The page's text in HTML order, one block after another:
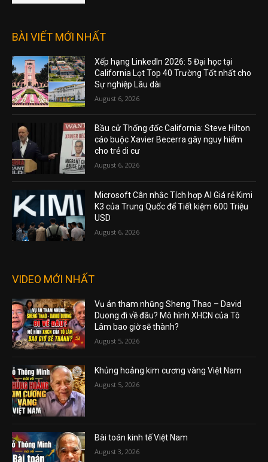
BÀI VIẾT MỚI NHẤT
Xếp hạng LinkedIn 2026: 5 Đại học tại
California Lọt Top 40 Trường Tốt nhất cho
Sự nghiệp Lâu dài
August 6, 2026
Bầu cử Thống đốc California: Steve Hilton
cáo buộc Xavier Becerra gây nguy hiểm
cho trẻ di cư
August 6, 2026
Microsoft Cân nhắc Tích hợp AI Giá rẻ Kimi
K3 của Trung Quốc để Tiết kiệm 600 Triệu
USD
August 6, 2026
VIDEO MỚI NHẤT
Vụ án tham nhũng Sheng Thao – David
Duong đi về đâu? Mô hình XHCN của Tô
Lâm bao giờ sẽ thành?
August 5, 2026
Khủng hoảng kim cương vàng Việt Nam
August 5, 2026
Bài toán kinh tế Việt Nam
August 3, 2026